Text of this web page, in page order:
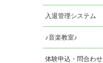
入退管理システム
♪音楽教室♪
体験申込・問合わせ